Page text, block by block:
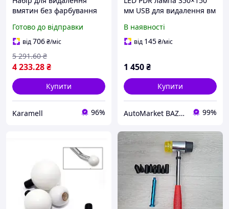
вмятин без фарбування
професійний комплект
мініліфтер тяговий міст
зворотний молоток
клейовий
Готово до відправки
від706₴/міс
4 233.28₴
5 291.60 ₴
Купити
Karamell 96%
мм USB для видалення вм
рефлекційний екран
DOLFO
В наявності
від 145₴/міс
1 450₴
Купити
AutoMarket BAZAR 99%